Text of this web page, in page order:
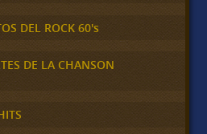
DEL ROCK 60's
DE LA CHANSON